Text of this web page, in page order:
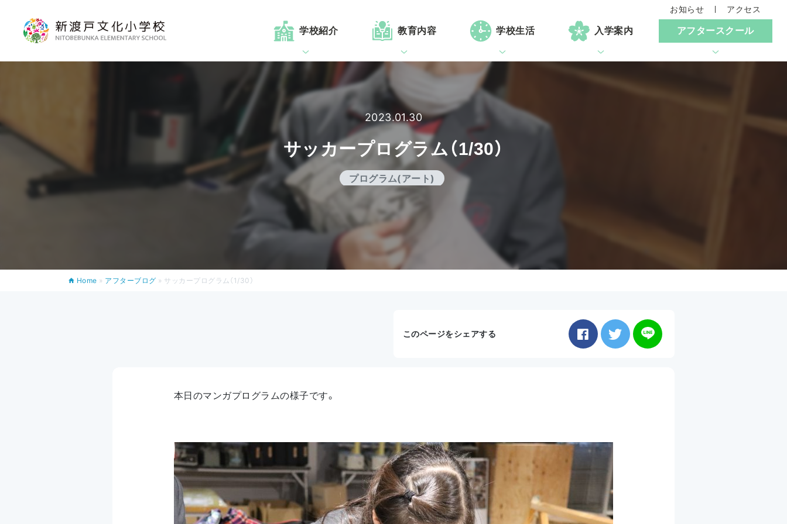
学校紹介 教育内容 学校生活 入学案内 アフタースクール
お知らせ アクセス
2023.01.30
サッカープログラム（1/30）
プログラム(アート)
Home » アフターブログ » サッカープログラム（1/30）
このページをシェアする
本日のマンガプログラムの様子です。